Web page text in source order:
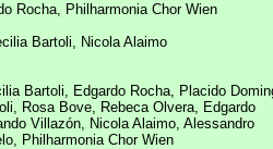
Rocha, Philharmonia Chor Wien
Bartoli, Nicola Alaimo
Bartoli, Edgardo Rocha, Placido
Rosa Bove, Rebeca Olvera, Edgardo
Villazón, Nicola Alaimo, Alessandro
Philharmonia Chor Wien